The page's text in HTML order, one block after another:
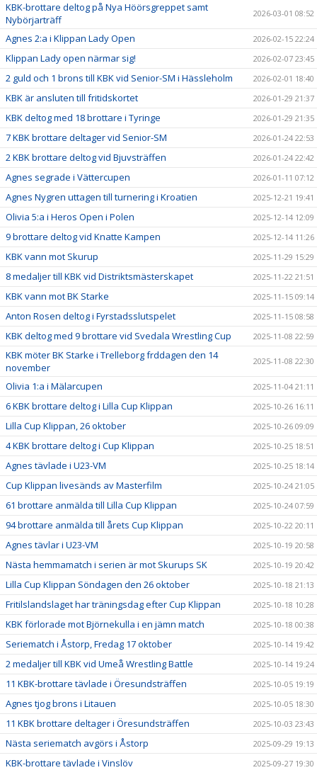
KBK-brottare deltog på Nya Höörsgreppet samt
Nybörjarträff
2026-03-01 08:52
Agnes 2:a i Klippan Lady Open 2026-02-15 22:24
Klippan Lady open närmar sig! 2026-02-07 23:45
2 guld och 1 brons till KBK vid Senior-SM i Hässleholm 2026-02-01 18:40
KBK är ansluten till fritidskortet 2026-01-29 21:37
KBK deltog med 18 brottare i Tyringe 2026-01-29 21:35
7 KBK brottare deltager vid Senior-SM 2026-01-24 22:53
2 KBK brottare deltog vid Bjuvsträffen 2026-01-24 22:42
Agnes segrade i Vättercupen 2026-01-11 07:12
Agnes Nygren uttagen till turnering i Kroatien 2025-12-21 19:41
Olivia 5:a i Heros Open i Polen 2025-12-14 12:09
9 brottare deltog vid Knatte Kampen 2025-12-14 11:26
KBK vann mot Skurup 2025-11-29 15:29
8 medaljer till KBK vid Distriktsmästerskapet 2025-11-22 21:51
KBK vann mot BK Starke 2025-11-15 09:14
Anton Rosen deltog i Fyrstadsslutspelet 2025-11-15 08:58
KBK deltog med 9 brottare vid Svedala Wrestling Cup 2025-11-08 22:59
KBK möter BK Starke i Trelleborg frddagen den 14
november
2025-11-08 22:30
Olivia 1:a i Mälarcupen 2025-11-04 21:11
6 KBK brottare deltog i Lilla Cup Klippan 2025-10-26 16:11
Lilla Cup Klippan, 26 oktober 2025-10-26 09:09
4 KBK brottare deltog i Cup Klippan 2025-10-25 18:51
Agnes tävlade i U23-VM 2025-10-25 18:14
Cup Klippan livesänds av Masterfilm 2025-10-24 21:05
61 brottare anmälda till Lilla Cup Klippan 2025-10-24 07:59
94 brottare anmälda till årets Cup Klippan 2025-10-22 20:11
Agnes tävlar i U23-VM 2025-10-19 20:58
Nästa hemmamatch i serien är mot Skurups SK 2025-10-19 20:42
Lilla Cup Klippan Söndagen den 26 oktober 2025-10-18 21:13
Fritilslandslaget har träningsdag efter Cup Klippan 2025-10-18 10:28
KBK förlorade mot Björnekulla i en jämn match 2025-10-18 00:38
Seriematch i Åstorp, Fredag 17 oktober 2025-10-14 19:42
2 medaljer till KBK vid Umeå Wrestling Battle 2025-10-14 19:24
11 KBK-brottare tävlade i Öresundsträffen 2025-10-05 19:19
Agnes tjog brons i Litauen 2025-10-05 18:30
11 KBK brottare deltager i Öresundsträffen 2025-10-03 23:43
Nästa seriematch avgörs i Åstorp 2025-09-29 19:13
KBK-brottare tävlade i Vinslöv 2025-09-27 19:30